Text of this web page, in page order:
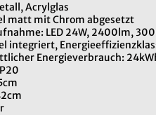
Acrylglas
matt mit Chrom abgesetzt
LED 24W, 2400lm,
integriert,
Energieverbrauch: